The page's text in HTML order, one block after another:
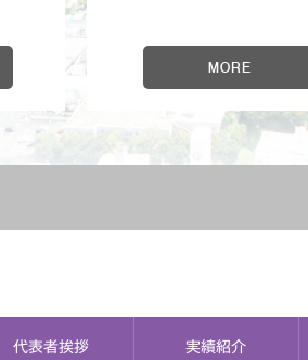
MORE
代表者挨拶 実績紹介